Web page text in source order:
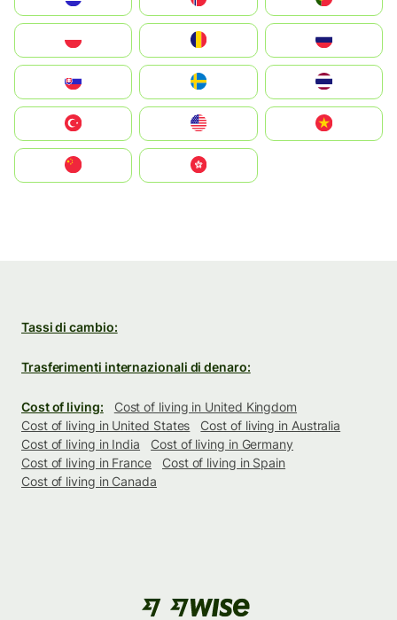
United States
中國香港特別行政區
Tassi di cambio:
Trasferimenti internazionali di denaro:
Cost of living:
Cost of living in United Kingdom
Cost of living in United States
Cost of living in Australia
Cost of living in India
Cost of living in Germany
Cost of living in France
Cost of living in Spain
Cost of living in Canada